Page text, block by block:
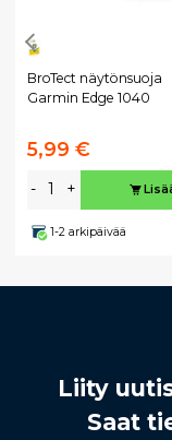
BroTect näytönsuoja
Garmin Edge 1040
5,99 €
- +
1-2 arkipäivää
Liity
Saat